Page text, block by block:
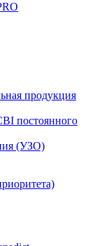
продукция
постоянного
(УЗО)